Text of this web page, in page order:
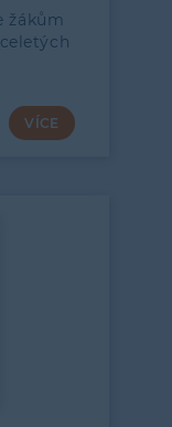
žákům
VÍCE